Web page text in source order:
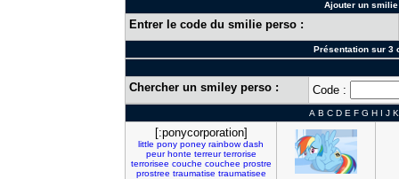
Ajouter un
Entrer le code du smilie perso :
Présentation sur 3
Chercher un smiley perso : Code :
A B C D E F G H I J K
[:ponycorporation]
little pony poney rainbow dash
peur honte terreur terrorise
terrorisee couche couchee prostre
prostree traumatise traumatisee